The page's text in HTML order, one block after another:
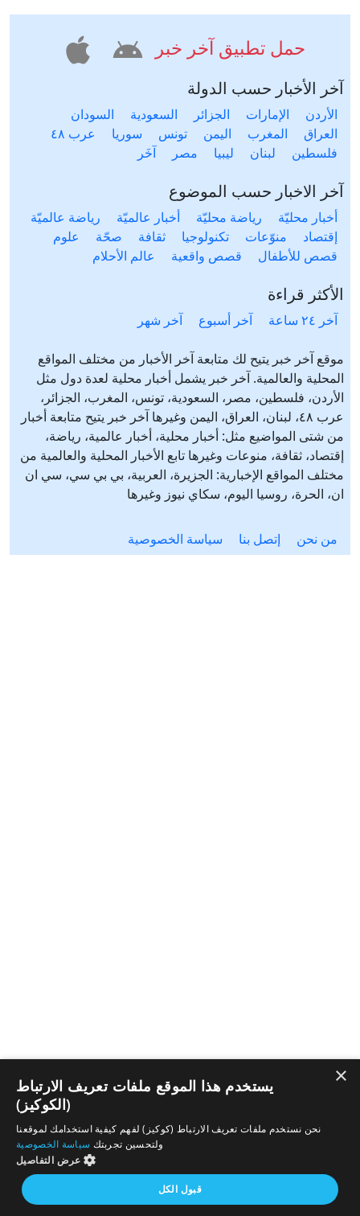
حمل تطبيق آخر خبر
آخر الأخبار حسب الدولة
الأردن الإمارات الجزائر السعودية
السودان
العراق
المغرب اليمن تونس سوريا
عرب ٤٨
فلسطين
لبنان ليبيا مصر آخَر
آخر الاخبار حسب الموضوع
أخبار محليّة رياضة محليّة أخبار عالميّة
رياضة عالميّة
إقتصاد
منوّعات تكنولوجيا ثقافة صحّة
علوم
قصص للأطفال
قصص واقعية عالم الأحلام
الأكثر قراءة
آخر ٢٤ ساعة آخر أسبوع آخر شهر
موقع آخر خبر يتيح لك متابعة آخر الأخبار من مختلف المواقع
المحلية والعالمية. آخر خبر يشمل أخبار محلية لعدة دول مثل
الأردن، فلسطين، مصر، السعودية، تونس، المغرب، الجزائر،
عرب ٤٨، لبنان، العراق، اليمن وغيرها آخر خبر يتيح متابعة أخبار
من شتى المواضيع مثل: أخبار محلية، أخبار عالمية، رياضة،
إقتصاد، ثقافة، منوعات وغيرها تابع الأخبار المحلية والعالمية من
مختلف المواقع الإخبارية: الجزيرة، العربية، بي بي سي، سي ان
ان، الحرة، روسيا اليوم، سكاي نيوز وغيرها
من نحن إتصل بنا سياسة الخصوصية
×
يستخدم هذا الموقع ملفات تعريف الارتباط
(الكوكيز)
نحن نستخدم ملفات تعريف الارتباط (كوكيز) لفهم كيفية استخدامك لموقعنا
ولتحسين تجربتك سياسة الخصوصية
عرض التفاصيل
قبول الكل